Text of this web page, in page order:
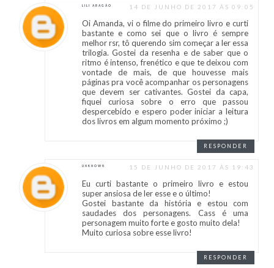
LILI ARAGÃO 14 DE JUNHO DE 2017 ÀS 09:05
Oi Amanda, vi o filme do primeiro livro e curti
bastante e como sei que o livro é sempre
melhor rsr, tô querendo sim começar a ler essa
trilogia. Gostei da resenha e de saber que o
ritmo é intenso, frenético e que te deixou com
vontade de mais, de que houvesse mais
páginas pra você acompanhar os personagens
que devem ser cativantes. Gostei da capa,
fiquei curiosa sobre o erro que passou
despercebido e espero poder iniciar a leitura
dos livros em algum momento próximo ;)
RESPONDER
UNKNOWN 15 DE JUNHO DE 2017 ÀS 19:43
Eu curti bastante o primeiro livro e estou
super ansiosa de ler esse e o último!
Gostei bastante da história e estou com
saudades dos personagens. Cass é uma
personagem muito forte e gosto muito dela!
Muito curiosa sobre esse livro!
RESPONDER